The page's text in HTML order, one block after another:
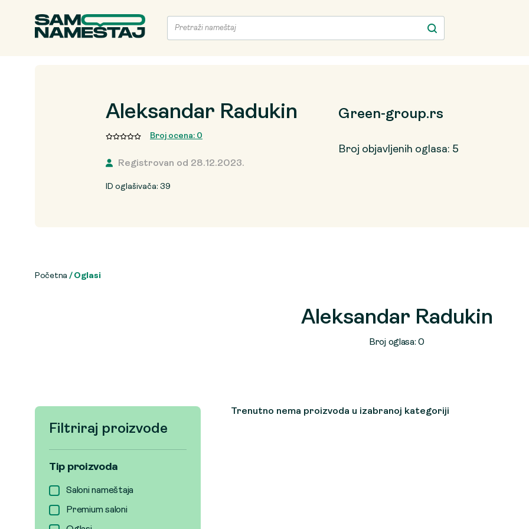
Aleksandar Radukin
Broj ocena: 0
Registrovan od 28.12.2023.
ID oglašivača: 39
Green-group.rs
Broj objavljenih oglasa: 5
Početna / Oglasi
Aleksandar Radukin
Broj oglasa: 0
Filtriraj proizvode
Tip proizvoda
Saloni nameštaja
Premium saloni
Trenutno nema proizvoda u izabranoj kategoriji